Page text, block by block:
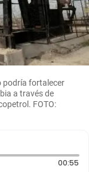
podría fortalecer
a través de
FOTO:
00:55